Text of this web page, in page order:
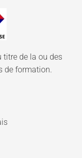
titre de la ou des
de formation.